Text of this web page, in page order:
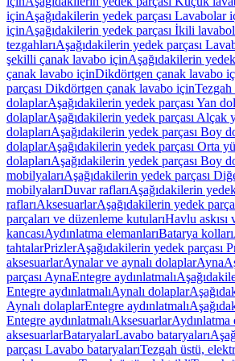
içinAşağıdakilerin yedek parçası Lavabolar
içinAşağıdakilerin yedek parçası İkili
tezgahlarıAşağıdakilerin yedek parçası
şekilli çanak lavabo içinAşağıdakilerin
çanak lavabo içinDikdörtgen çanak lavabo
parçası Dikdörtgen çanak lavabo için
dolaplarAşağıdakilerin yedek parçası Yan
dolaplarAşağıdakilerin yedek parçası Alçak
dolaplarıAşağıdakilerin yedek parçası Boy
dolaplarAşağıdakilerin yedek parçası Orta
dolaplarıAşağıdakilerin yedek parçası Boy
mobilyalarıAşağıdakilerin yedek parçası
mobilyalarıDuvar raflarıAşağıdakilerin
raflarıAksesuarlarAşağıdakilerin yedek
parçaları ve düzenleme kutularıHavlu askısı
kancasıAydınlatma elemanlarıBatarya kolları
tahtalarPrizlerAşağıdakilerin yedek parçası
aksesuarlarAynalar ve aynalı dolaplarAyna
parçası AynaEntegre aydınlatmalı
Entegre aydınlatmalıAynalı dolaplar
Aynalı dolaplarEntegre aydınlatmalı
Entegre aydınlatmalıAksesuarlarAydınlatma
aksesuarlarBataryalarLavabo bataryaları
parçası Lavabo bataryalarıTezgah üstü,